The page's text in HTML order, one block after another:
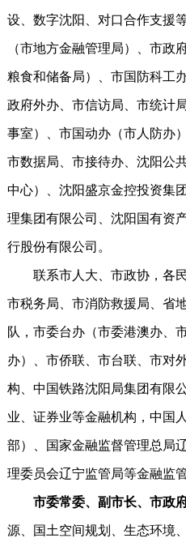
设、数字沈阳、对口合作支援
（市地方金融管理局）、市政
粮食和储备局）、市国防科工
政府外办、市信访局、市统计
事室）、市国动办（市人防办
市数据局、市接待办、沈阳公
中心）、沈阳盛京金控投资集
理集团有限公司、沈阳国有资
行股份有限公司。
联系市人大、市政协，各民
市税务局、市消防救援局、省
队，市委台办（市委港澳办、
办）、市侨联、市台联、市对
构、中国铁路沈阳局集团有限
业、证券业等金融机构，中国
部）、国家金融监督管理总局
理委员会辽宁监管局等金融监管
市委常委、副市长、市政
源、国土空间规划、生态环境